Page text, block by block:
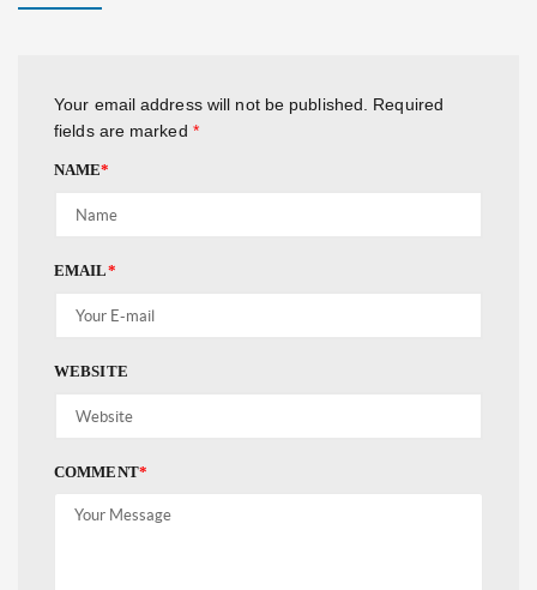
Your email address will not be published.
Required
fields are marked *
NAME*
EMAIL*
WEBSITE
COMMENT*